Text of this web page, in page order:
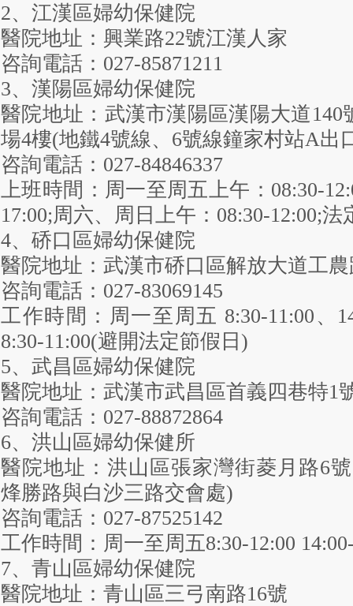
2、江漢區婦幼保健院
醫院地址：興業路22號江漢人家
咨詢電話：027-85871211
3、漢陽區婦幼保健院
醫院地址：武漢市漢陽區漢陽大道140
場4樓(地鐵4號線、6號線鐘家村站A出
咨詢電話：027-84846337
上班時間：周一至周五上午：08:30-
17:00;周六、周日上午：08:30-12:00;法
4、硚口區婦幼保健院
醫院地址：武漢市硚口區解放大道工
咨詢電話：027-83069145
工作時間：周一至周五 8:30-11:00、
8:30-11:00(避開法定節假日)
5、武昌區婦幼保健院
醫院地址：武漢市武昌區首義四巷特1
咨詢電話：027-88872864
6、洪山區婦幼保健所
醫院地址：洪山區張家灣街菱月路6
烽勝路與白沙三路交會處)
咨詢電話：027-87525142
工作時間：周一至周五8:30-12:00
7、青山區婦幼保健院
醫院地址：青山區三弓南路16號